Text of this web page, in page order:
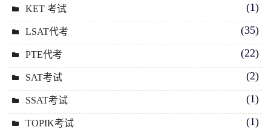
KET 考试 (1)
LSAT代考 (35)
PTE代考 (22)
SAT考试 (2)
SSAT考试 (1)
TOPIK考试 (1)